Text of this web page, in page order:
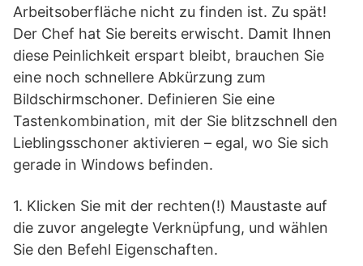
Arbeitsoberfläche nicht zu finden ist. Zu spät!
Der Chef hat Sie bereits erwischt. Damit Ihnen
diese Peinlichkeit erspart bleibt, brauchen Sie
eine noch schnellere Abkürzung zum
Bildschirmschoner. Definieren Sie eine
Tastenkombination, mit der Sie blitzschnell den
Lieblingsschoner aktivieren – egal, wo Sie sich
gerade in Windows befinden.
1. Klicken Sie mit der rechten(!) Maustaste auf
die zuvor angelegte Verknüpfung, und wählen
Sie den Befehl Eigenschaften.